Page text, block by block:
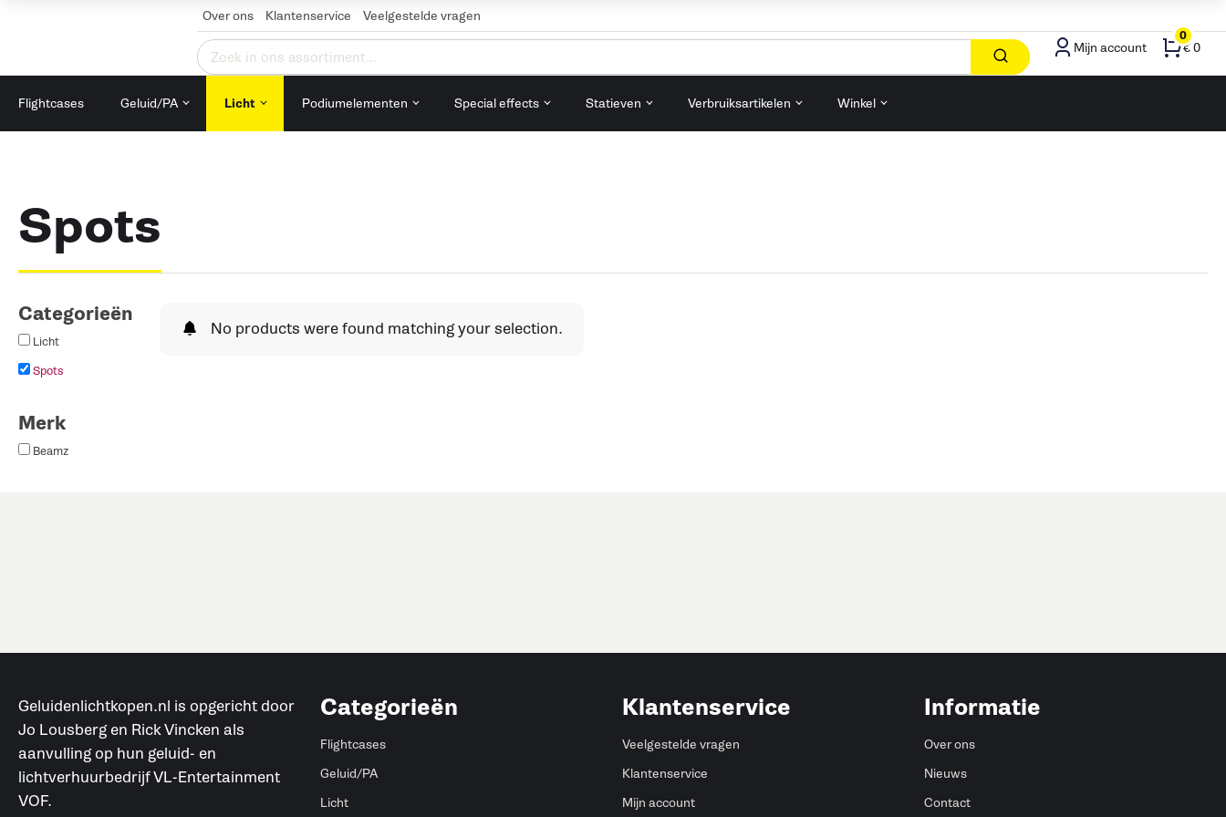
Over ons Klantenservice Veelgestelde vragen
Zoeken
naar:
Mijn account
0
€ 0
Flightcases Geluid/PA Licht Podiumelementen Special effects Statieven Verbruiksartikelen Winkel
Spots
Categorieën
Licht
Spots
Merk
Beamz
No products were found matching your selection.
Geluidenlichtkopen.nl is opgericht door
Jo Lousberg en Rick Vincken als
aanvulling op hun geluid- en
lichtverhuurbedrijf VL-Entertainment
VOF.
Categorieën
Flightcases
Geluid/PA
Licht
Klantenservice
Veelgestelde vragen
Klantenservice
Mijn account
Informatie
Over ons
Nieuws
Contact